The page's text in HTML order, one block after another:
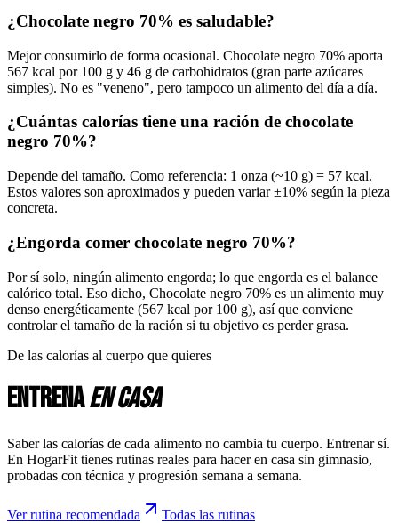
¿Chocolate negro 70% es saludable?
Mejor consumirlo de forma ocasional. Chocolate negro 70% aporta
567 kcal por 100 g y 46 g de carbohidratos (gran parte azúcares
simples). No es "veneno", pero tampoco un alimento del día a día.
¿Cuántas calorías tiene una ración de chocolate
negro 70%?
Depende del tamaño. Como referencia: 1 onza (~10 g) = 57 kcal.
Estos valores son aproximados y pueden variar ±10% según la pieza
concreta.
¿Engorda comer chocolate negro 70%?
Por sí solo, ningún alimento engorda; lo que engorda es el balance
calórico total. Eso dicho, Chocolate negro 70% es un alimento muy
denso energéticamente (567 kcal por 100 g), así que conviene
controlar el tamaño de la ración si tu objetivo es perder grasa.
De las calorías al cuerpo que quieres
Entrenaen casa
Saber las calorías de cada alimento no cambia tu cuerpo. Entrenar sí.
En HogarFit tienes rutinas reales para hacer en casa sin gimnasio,
probadas con técnica y progresión semana a semana.
Ver rutina recomendada
Todas las rutinas